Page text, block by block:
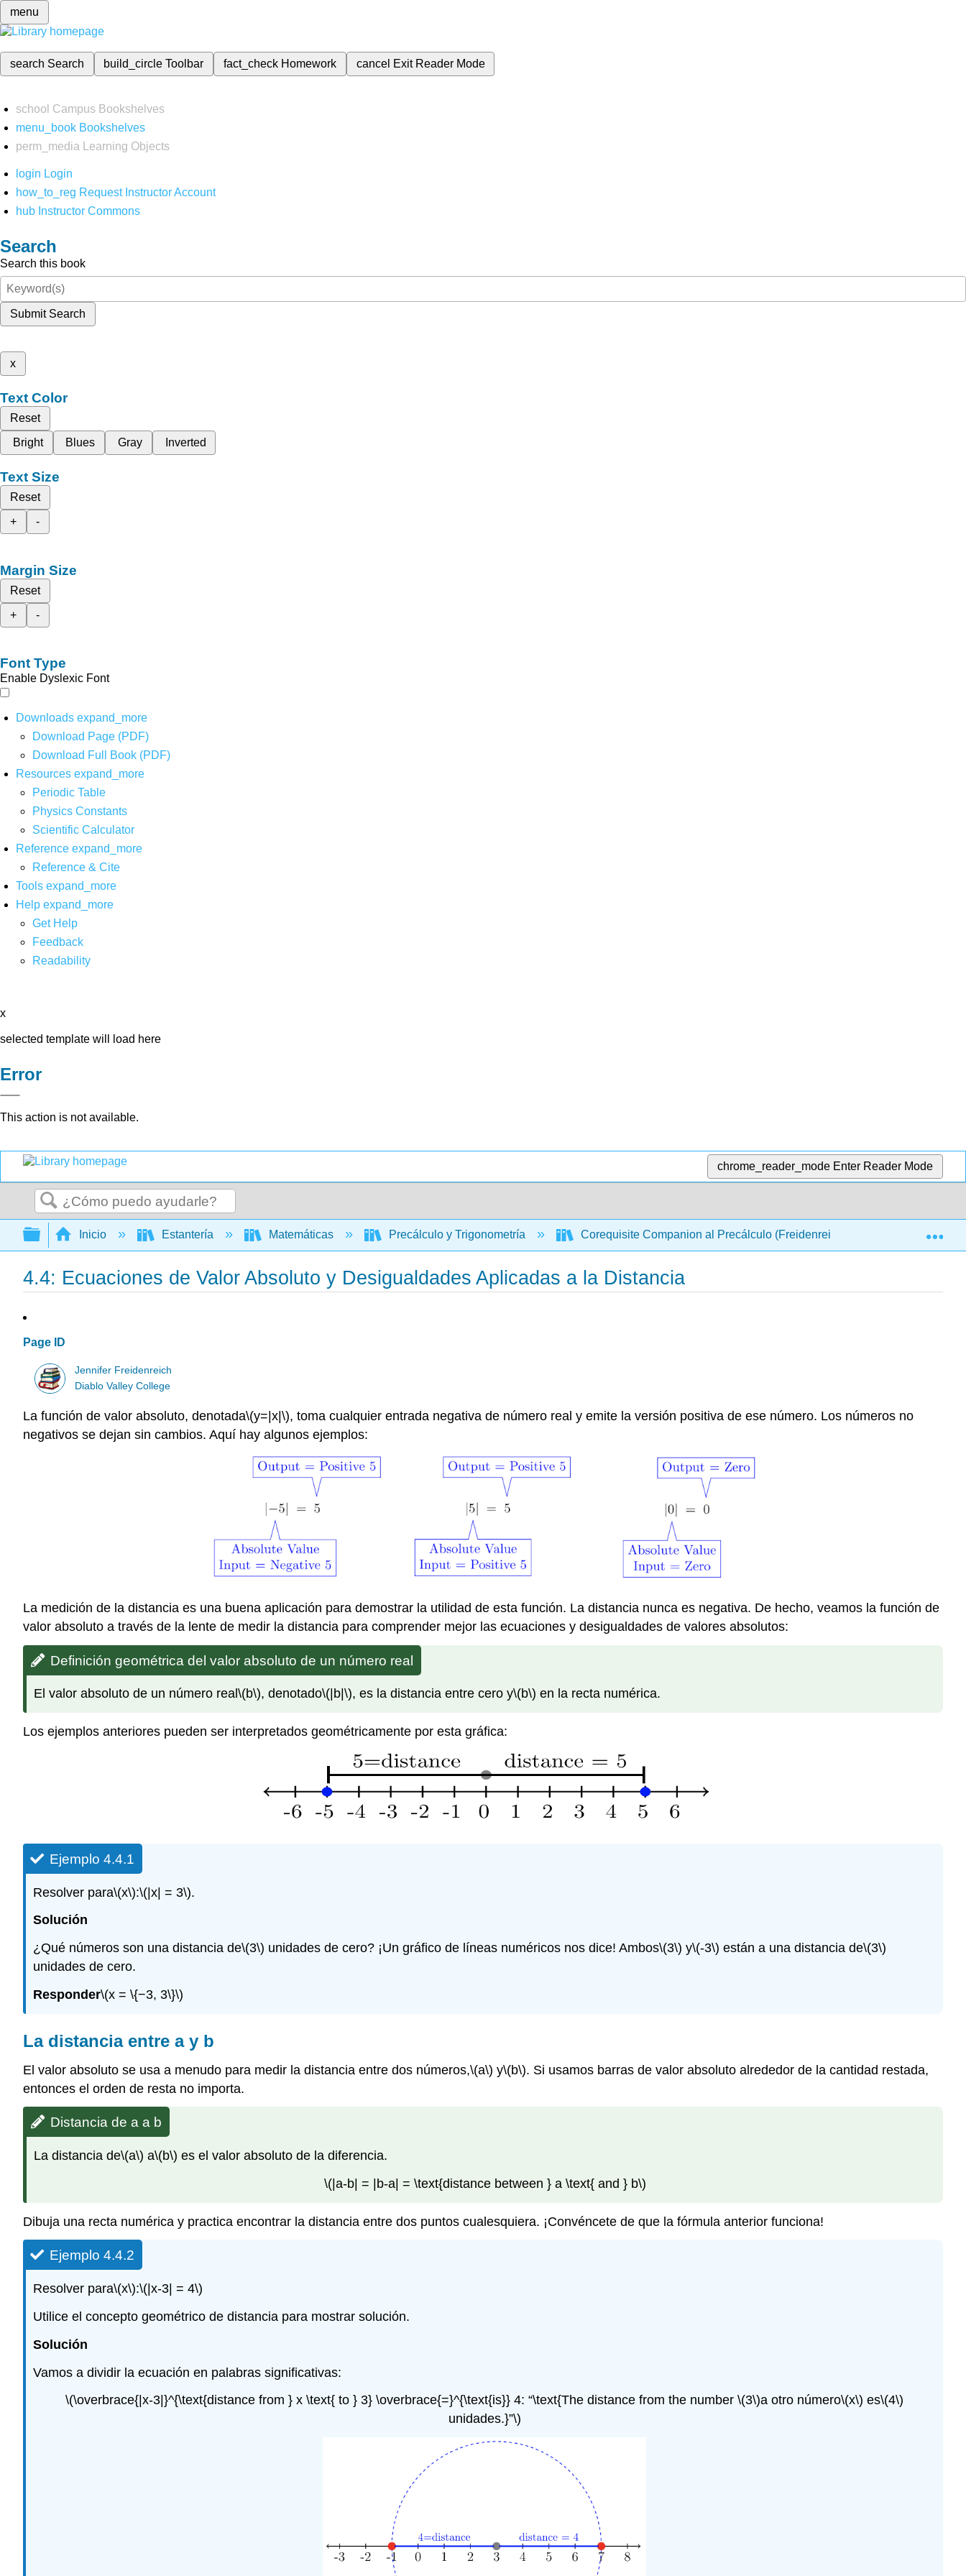
menu
search Search build_circleToolbar fact_check Homework cancel Exit Reader Mode
school Campus Bookshelves
menu_book Bookshelves
perm_media
Learning Objects
login Login
how_to_reg Request Instructor Account
hub Instructor Commons
Search
Search this book
Submit Search
x
Text Color
Reset
Bright
Blues Gray Inverted
Text Size
Reset
+
-
Margin Size
Reset
+
-
Font Type
Enable Dyslexic Font
Downloads expand_more
Download Page (PDF)
Download Full Book (PDF)
Resources expand_more
Periodic Table
Physics Constants
Scientific Calculator
Reference expand_more
Reference & Cite
Tools expand_more
Help expand_more
Get Help
Feedback
Readability
x
selected template will load here
Error
This action is not available.
chrome_reader_mode Enter Reader Mode
Buscar
Expandir/contraer jerarquía global
Inicio Estantería Matemáticas Precálculo y Trigonometría Corequisite Companion al Precálculo (Freidenreich) 4:
4.4: Ecuaciones de Valor Absoluto y Desigualdades Aplicadas a la Distancia
Page ID
Jennifer Freidenreich
Diablo Valley College
La función de valor absoluto, denotada\(y=|x|\), toma cualquier entrada negativa de número real y emite la versión positiva de ese número. Los números no
negativos se dejan sin cambios. Aquí hay algunos ejemplos:
La medición de la distancia es una buena aplicación para demostrar la utilidad de esta función. La distancia nunca es negativa. De hecho, veamos la función de
valor absoluto a través de la lente de medir la distancia para comprender mejor las ecuaciones y desigualdades de valores absolutos:
Definición geométrica del valor absoluto de un número real
El valor absoluto de un número real \(b\), denotado\(|b|\), es la distancia entre cero y\(b\) en la recta numérica.
Los ejemplos anteriores pueden ser interpretados geométricamente por esta gráfica:
Ejemplo 4.4.1
Resolver para\(x\):\(|x| = 3\).
Solución
¿Qué números son una distancia de\(3\) unidades de cero? ¡Un gráfico de líneas numéricos nos dice! Ambos\(3\) y\(-3\) están a una distancia de\(3\)
unidades de cero.
Responder\(x = \{−3, 3\}\)
La distancia entre a y b
El valor absoluto se usa a menudo para medir la distancia entre dos números,\(a\) y\(b\). Si usamos barras de valor absoluto alrededor de la cantidad restada,
entonces el orden de resta no importa.
Distancia de a a b
La distancia de\(a\) a\(b\) es el valor absoluto de la diferencia.
\(|a-b| = |b-a| = \text{distance between } a \text{ and } b\)
Dibuja una recta numérica y practica encontrar la distancia entre dos puntos cualesquiera. ¡Convéncete de que la fórmula anterior funciona!
Ejemplo 4.4.2
Resolver para\(x\):\(|x-3| = 4\)
Utilice el concepto geométrico de distancia para mostrar solución.
Solución
Vamos a dividir la ecuación en palabras significativas:
\(\overbrace{|x-3|}^{\text{distance from } x \text{ to } 3} \overbrace{=}^{\text{is}} 4: “\text{The distance from the number \(3\)a otro número\(x\) es\(4\)
unidades.}”\)